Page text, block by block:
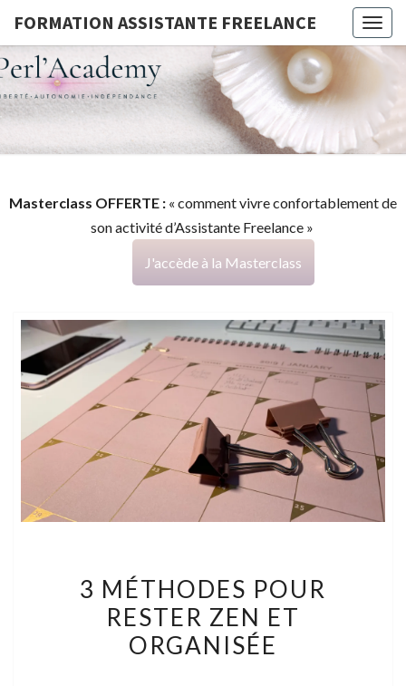
FORMATION ASSISTANTE FREELANCE
G
Masterclass OFFERTE : « comment vivre confortablement de
son activité d’Assistante Freelance »
J'accède à la Masterclass
MÉTHODES
POUR
RESTER
3 MÉTHODES POUR
RESTER ZEN ET
ORGANISÉE